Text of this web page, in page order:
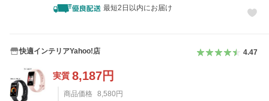
最短2日以内にお届け
快適インテリアYahoo!店 4.47
実質 8,187円
商品価格 8,580 円